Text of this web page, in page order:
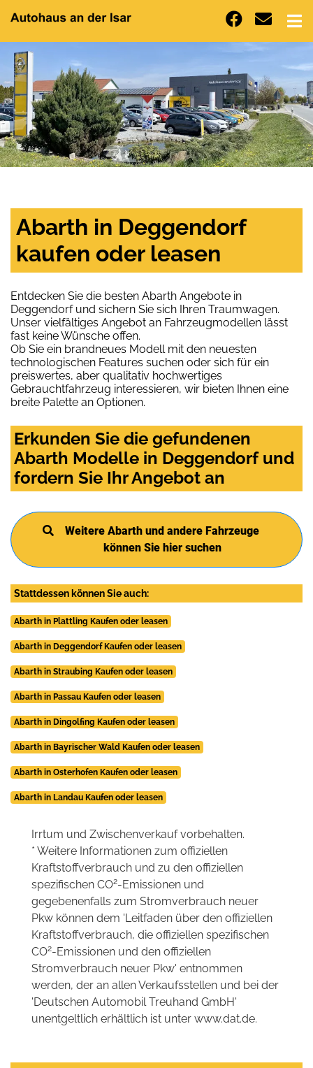
Abarth in Deggendorf
kaufen oder leasen
Entdecken Sie die besten Abarth Angebote in
Deggendorf und sichern Sie sich Ihren Traumwagen.
Unser vielfältiges Angebot an Fahrzeugmodellen lässt
fast keine Wünsche offen.
Ob Sie ein brandneues Modell mit den neuesten
technologischen Features suchen oder sich für ein
preiswertes, aber qualitativ hochwertiges
Gebrauchtfahrzeug interessieren, wir bieten Ihnen eine
breite Palette an Optionen.
Erkunden Sie die gefundenen
Abarth Modelle in Deggendorf und
fordern Sie Ihr Angebot an
Weitere Abarth und andere Fahrzeuge
können Sie hier suchen
Stattdessen können Sie auch:
Abarth in Plattling Kaufen oder leasen
Abarth in Deggendorf Kaufen oder leasen
Abarth in Straubing Kaufen oder leasen
Abarth in Passau Kaufen oder leasen
Abarth in Dingolfing Kaufen oder leasen
Abarth in Bayrischer Wald Kaufen oder leasen
Abarth in Osterhofen Kaufen oder leasen
Abarth in Landau Kaufen oder leasen
Irrtum und Zwischenverkauf vorbehalten.
* Weitere Informationen zum offiziellen
Kraftstoffverbrauch und zu den offiziellen
spezifischen CO2-Emissionen und
gegebenenfalls zum Stromverbrauch neuer
Pkw können dem 'Leitfaden über den offiziellen
Kraftstoffverbrauch, die offiziellen spezifischen
CO2-Emissionen und den offiziellen
Stromverbrauch neuer Pkw' entnommen
werden, der an allen Verkaufsstellen und bei der
'Deutschen Automobil Treuhand GmbH'
unentgeltlich erhältlich ist unter www.dat.de.